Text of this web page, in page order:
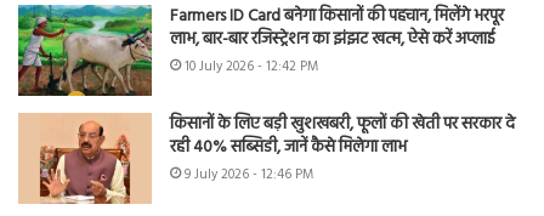
Farmers ID Card बनेगा किसानों की पहचान, मिलेंगे भरपूर
लाभ, बार-बार रजिस्ट्रेशन का झंझट खत्म, ऐसे करें अप्लाई
10 July 2026 - 12:42 PM
किसानों के लिए बड़ी खुशखबरी, फूलों की खेती पर सरकार दे
रही 40% सब्सिडी, जानें कैसे मिलेगा लाभ
9 July 2026 - 12:46 PM